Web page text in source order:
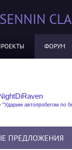
ФОРУМ
"Ударим автопробегом по
ПРЕДЛОЖЕНИЯ